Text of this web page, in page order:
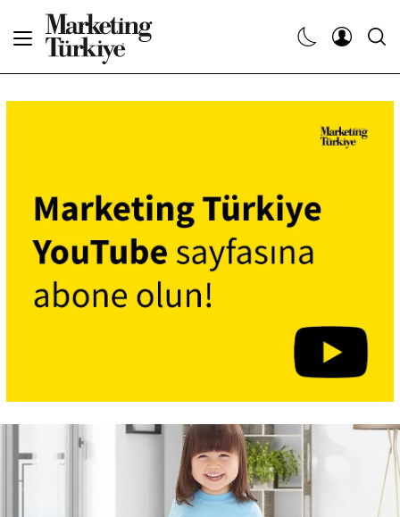
Dergiler
Etkinlikler
Araştırma